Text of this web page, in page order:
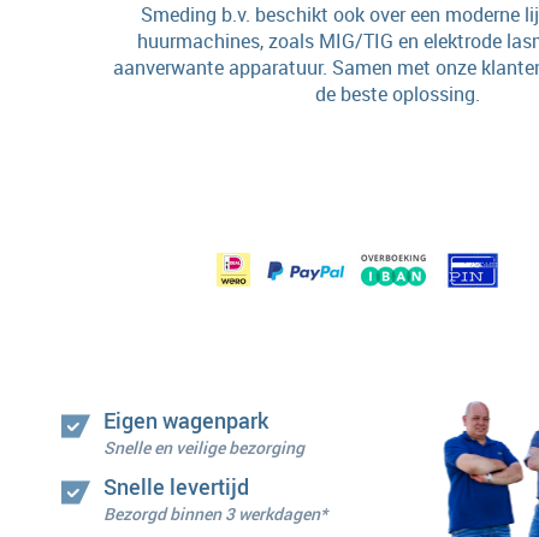
Smeding b.v. beschikt ook over een moderne
huurmachines, zoals MIG/TIG en elektrode
aanverwante apparatuur. Samen met onze
de beste oplossing.
Eigen wagenpark
Snelle en veilige bezorging
Snelle levertijd
Bezorgd binnen 3 werkdagen*